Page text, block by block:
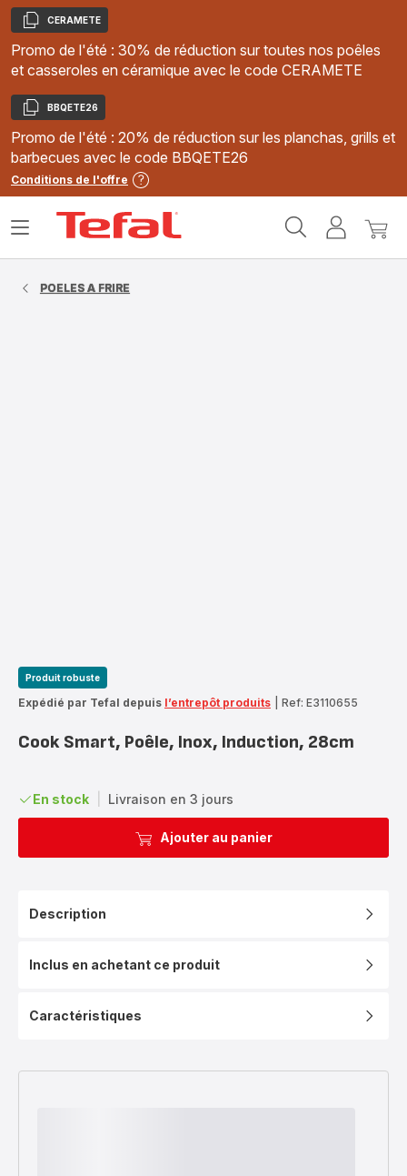
Copier
CERAMETE
Promo de l'été : 30% de réduction sur toutes nos poêles
et casseroles en céramique avec le code CERAMETE
Copier
BBQETE26
Promo de l'été : 20% de réduction sur les planchas, grills et
barbecues avec le code BBQETE26
Conditions de l'offre
MonMon
Ouvrir
POELES A FRIRE
Produit robuste
Expédié par Tefal depuis l’entrepôt produits Ref: E3110655
Cook Smart, Poêle, Inox, Induction, 28cm
En stock Livraison en 3 jours
Ajouter au panier
Description
Inclus en achetant ce produit
Caractéristiques